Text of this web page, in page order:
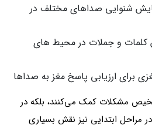
شنوایی صداهای مختلف در
و جملات در محیط های
برای ارزیابی پاسخ مغز به صداها
مشکلات کمک می‌کنند، بلکه در
مراحل ابتدایی نیز نقش بسیاری